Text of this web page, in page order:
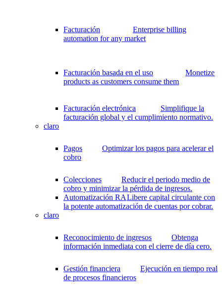
Facturación
Enterprise billing
automation for any market
Facturación basada en el uso
Monetize
products as customers consume them
Facturación electrónica
Simplifique la
facturación global y el cumplimiento normativo.
claro
Pagos
Optimizar los pagos para acelerar el
cobro
Colecciones
Reducir el periodo medio de
cobro y minimizar la pérdida de ingresos.
Automatización RALibere capital circulante con
la potente automatización de cuentas por cobrar.
claro
Reconocimiento de ingresos
Obtenga
información inmediata con el cierre de día cero.
Gestión financiera
Ejecución en tiempo real
de procesos financieros